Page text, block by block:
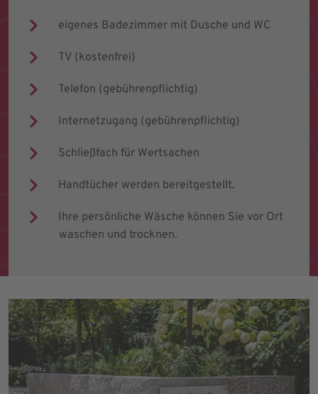
eigenes Badezimmer mit Dusche und WC
TV (kostenfrei)
Telefon (gebührenpflichtig)
Internetzugang (gebührenpflichtig)
Schließfach für Wertsachen
Handtücher werden bereitgestellt.
Ihre persönliche Wäsche können Sie vor Ort
waschen und trocknen.